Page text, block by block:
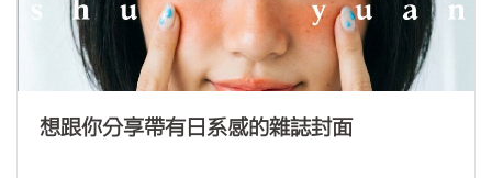
想跟你分享帶有日系感的雜誌封面